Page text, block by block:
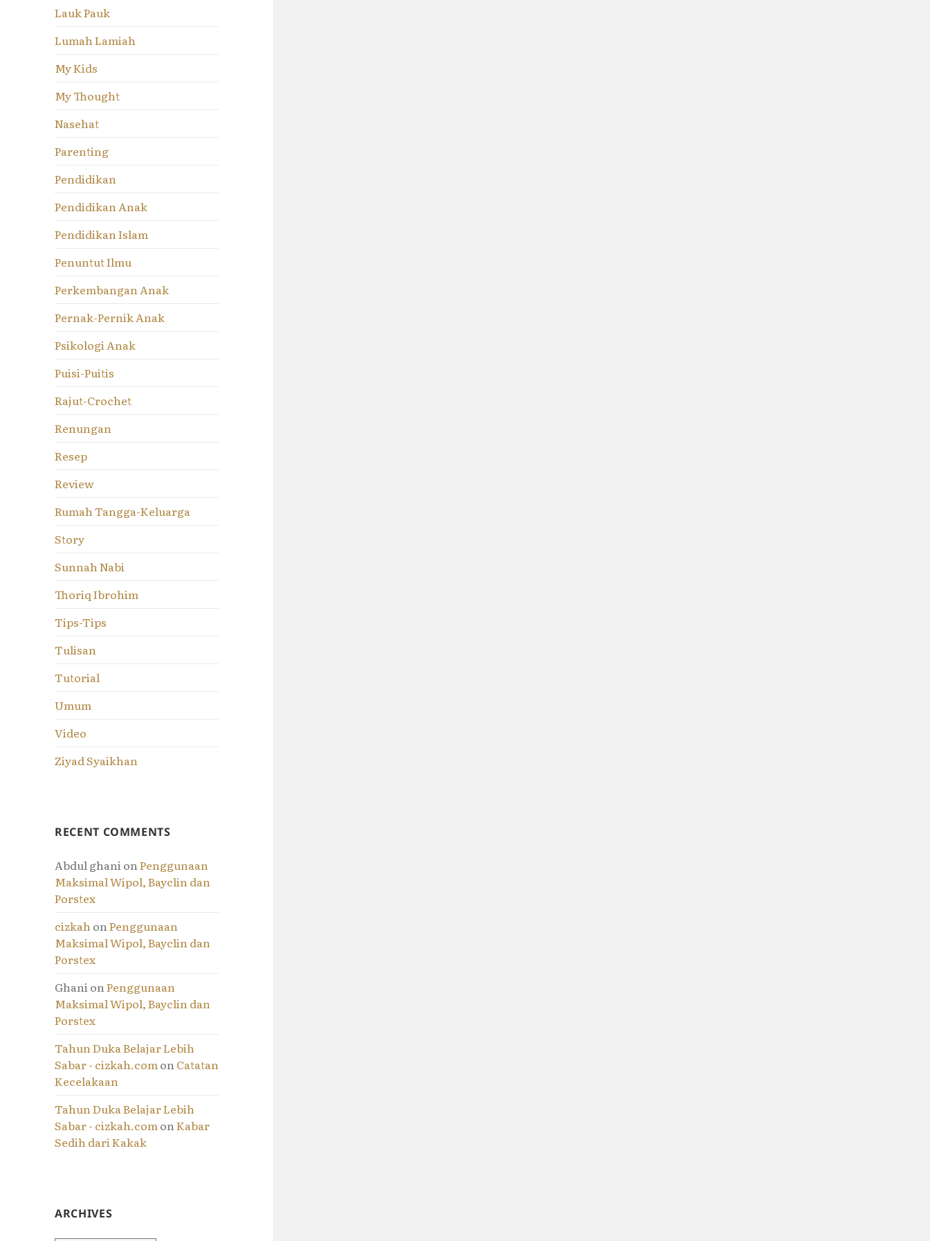
Lauk Pauk
Lumah Lamiah
My Kids
My Thought
Nasehat
Parenting
Pendidikan
Pendidikan Anak
Pendidikan Islam
Penuntut Ilmu
Perkembangan Anak
Pernak-Pernik Anak
Psikologi Anak
Puisi-Puitis
Rajut-Crochet
Renungan
Resep
Review
Rumah Tangga-Keluarga
Story
Sunnah Nabi
Thoriq Ibrohim
Tips-Tips
Tulisan
Tutorial
Umum
Video
Ziyad Syaikhan
RECENT COMMENTS
Abdul ghanionPenggunaan
Maksimal Wipol, Bayclin dan
Porstex
cizkahonPenggunaan
Maksimal Wipol, Bayclin dan
Porstex
GhanionPenggunaan
Maksimal Wipol, Bayclin dan
Porstex
Tahun Duka Belajar Lebih
Sabar - cizkah.comonCatatan
Kecelakaan
Tahun Duka Belajar Lebih
Sabar - cizkah.comonKabar
Sedih dari Kakak
ARCHIVES